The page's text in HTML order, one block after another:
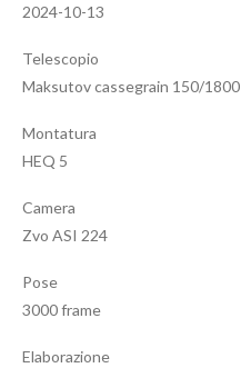
2024-10-13
Telescopio
Maksutov cassegrain 150/1800
Montatura
HEQ 5
Camera
Zvo ASI 224
Pose
3000 frame
Elaborazione